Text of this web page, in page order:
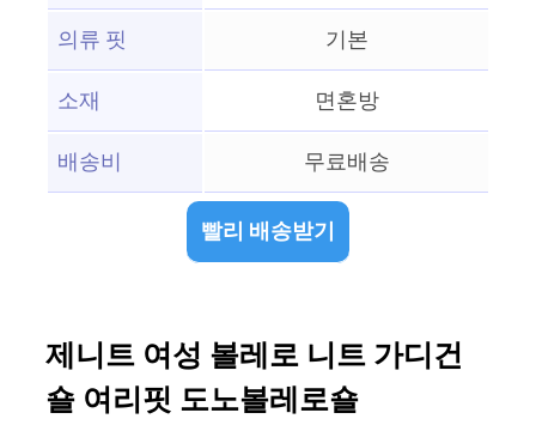
의류 핏
기본
소재
면혼방
배송비
무료배송
빨리 배송받기
제니트 여성 볼레로 니트 가디건
숄 여리핏 도노볼레로숄